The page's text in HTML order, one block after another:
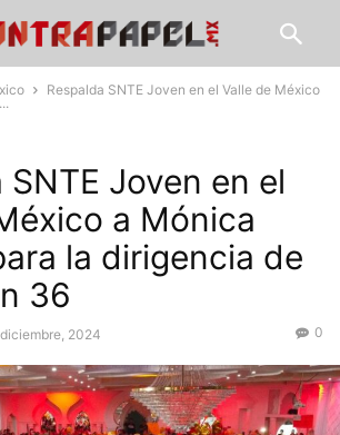
Respalda SNTE Joven en el Valle de México
SNTE Joven en el
a Mónica
la dirigencia de
36
2024 0